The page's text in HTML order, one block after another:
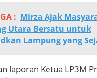
: Mirza Ajak
Utara Bersatu untuk
Lampung yang
laporan Ketua LP3M